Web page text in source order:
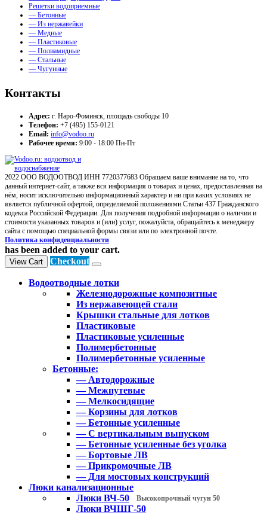
Решетки водоприемные
— Бетонные
— Из нержавейки
— Медные
— Пластиковые
— Полиамидные
— Стальные
— Чугунные
Контакты
Адрес: г. Наро-Фоминск, площадь свободы 10
Телефон: +7 (495) 155-0121
Email: info@vodoo.ru
Рабочее время: 9:00 - 18:00 Пн-Пт
2022 ООО ВОДООТВОД ИНН 7720377683 Обращаем ваше внимание на то, что
данный интернет-сайт, а также вся информация о товарах и ценах, предоставленная на
нём, носит исключительно информационный характер и ни при каких условиях не
является публичной офертой, определяемой положениями Статьи 437 Гражданского
кодекса Российской Федерации. Для получения подробной информации о наличии и
стоимости указанных товаров и (или) услуг, пожалуйста, обращайтесь к менеджеру
сайта с помощью специальной формы связи или по электронной почте.
Политика конфиденциальности
has been added to your cart.
View Cart Checkout
Водоотводные лотки
Железнодорожные композитные
Из нержавеющей стали
Крышки стальные для лотков
Пластиковые
Пластиковые усиленные
Полимербетонные
Полимербетонные усиленные
Бетонные:
— Автодорожные
— Межпутевые
— Мелкосидящие
— Корзины для лотков
— Бетонные усиленные
— С вертикальным выпуском
— Бетонные усиленные без уголка
— Бортовые ЛВ
— Прикромочные ЛВ
— Для мостовых конструкций
Люки канализационные
Люки ВЧ-50
Высокопрочный чугун 50
Люки ВЧШГ-50